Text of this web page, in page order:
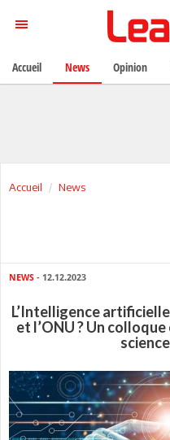
Accueil News
NEWS - 12.12.2023
L’Intelligence
et l’ONU ? Un
Accueil News Opinion